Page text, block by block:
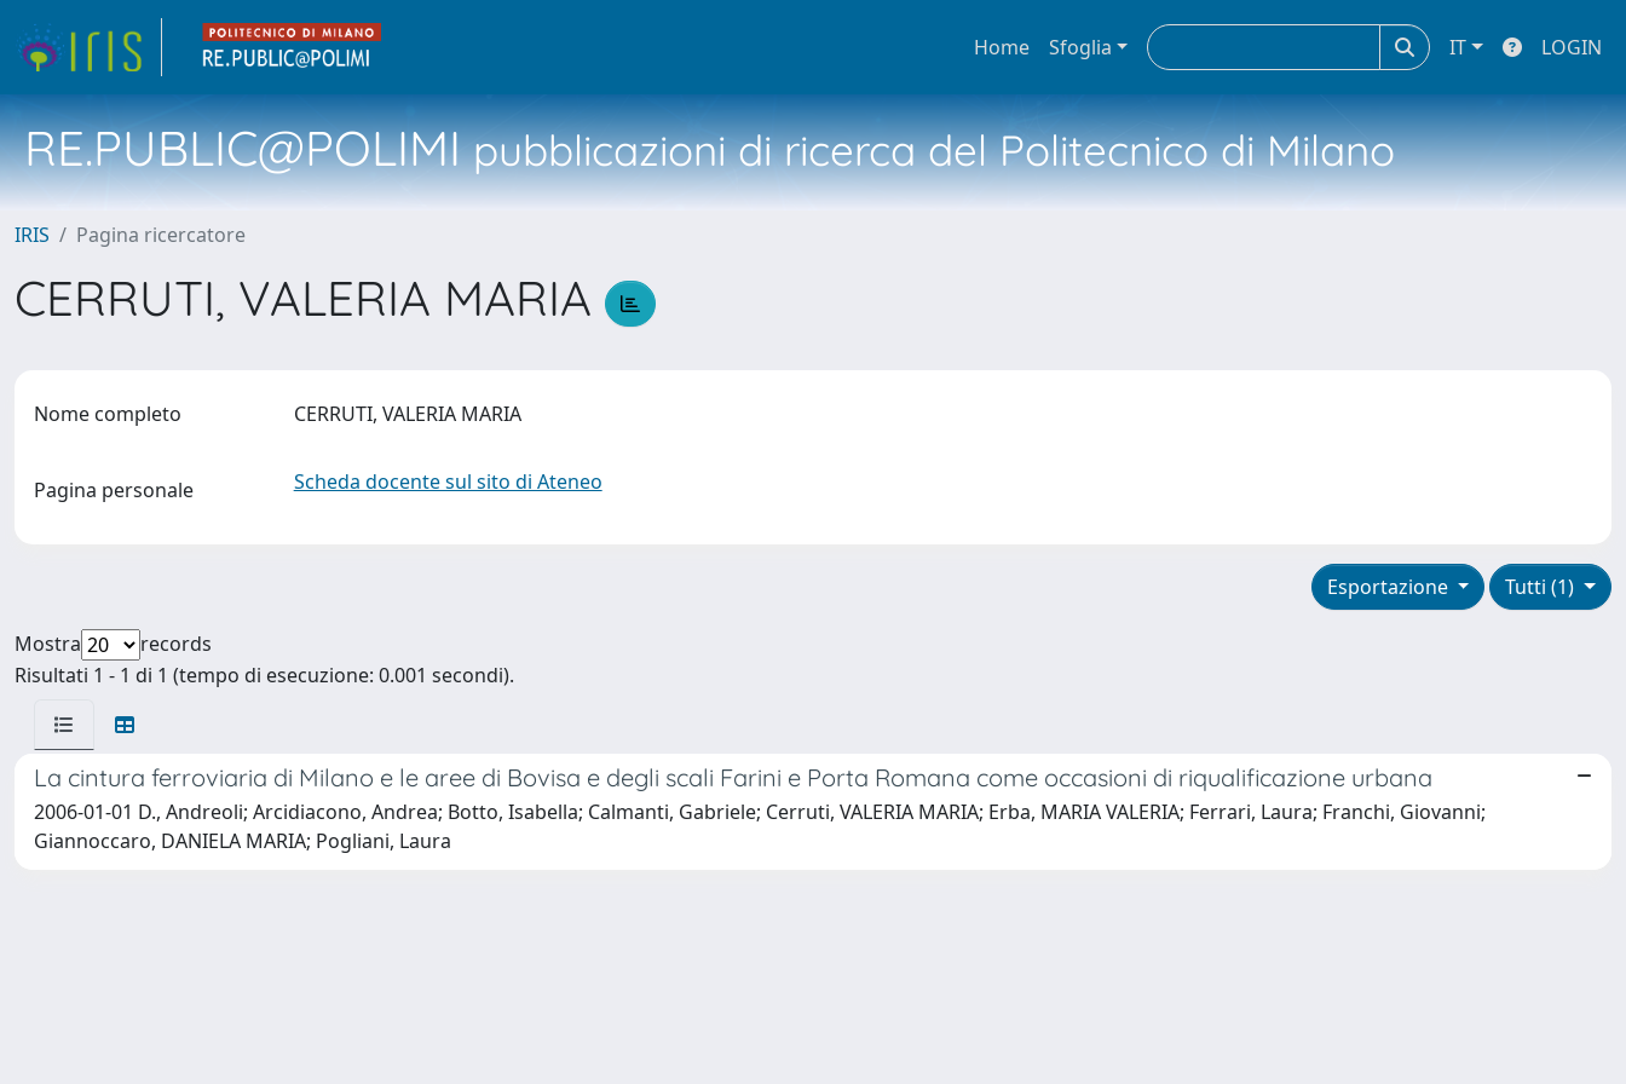
Home Sfoglia IT LOGIN
RE.PUBLIC@POLIMIpubblicazioni di ricerca del Politecnico di Milano
IRIS Pagina ricercatore
CERRUTI, VALERIA MARIA
Nome completo CERRUTI, VALERIA MARIA
Pagina personale Scheda docente sul sito di Ateneo
Tutti (1)
Esportazione
Mostra
records
Risultati 1 - 1 di 1 (tempo di esecuzione: 0.001 secondi).
La cintura ferroviaria di Milano e le aree di Bovisa e degli scali Farini e Porta Romana come occasioni di riqualificazione urbana
2006-01-01 D., Andreoli; Arcidiacono, Andrea; Botto, Isabella; Calmanti, Gabriele; Cerruti, VALERIA MARIA; Erba, MARIA VALERIA; Ferrari, Laura; Franchi, Giovanni;
Giannoccaro, DANIELA MARIA; Pogliani, Laura